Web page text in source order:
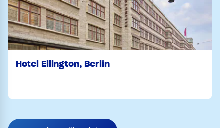
Hotel Ellington, Berlin